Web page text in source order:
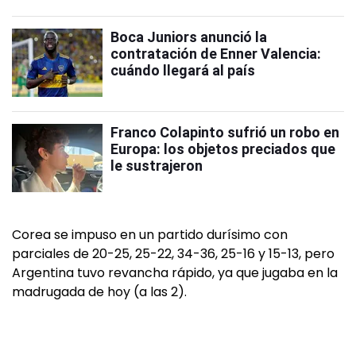
Boca Juniors anunció la
contratación de Enner Valencia:
cuándo llegará al país
Franco Colapinto sufrió un robo en
Europa: los objetos preciados que
le sustrajeron
Corea se impuso en un partido durísimo con
parciales de 20-25, 25-22, 34-36, 25-16 y 15-13, pero
Argentina tuvo revancha rápido, ya que jugaba en la
madrugada de hoy (a las 2).